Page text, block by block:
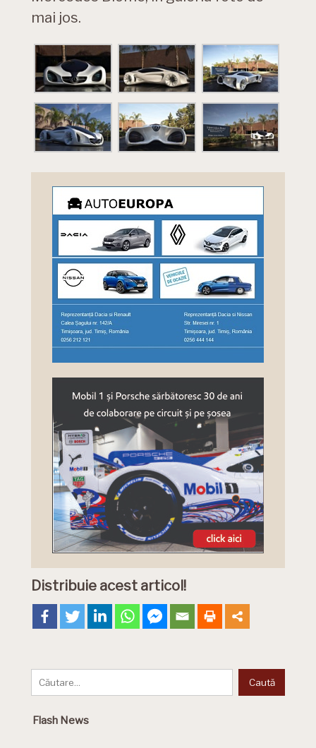
mai jos.
Distribuie acest articol!
Flash News